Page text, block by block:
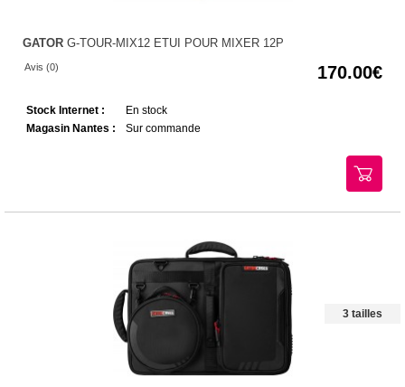
GATOR G-TOUR-MIX12 ETUI POUR MIXER 12P
Avis (0) 170.00
Stock Internet :
En stock
Magasin Nantes :
Sur commande
3 tailles